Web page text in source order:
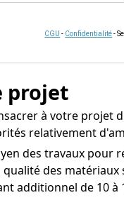
CGU - Confidentialité-
projet
à votre projet
relativement
des travaux pour
des matériaux
additionnel de 10